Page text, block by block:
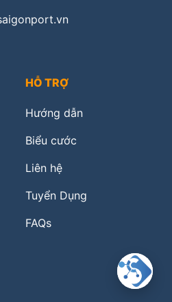
HỖ TRỢ
Hướng dẫn
Biểu cước
Liên hệ
Tuyển Dụng
FAQs